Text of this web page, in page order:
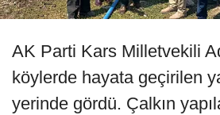
AK Parti Kars Milletvekili
köylerde hayata geçirilen
yerinde gördü. Çalkın